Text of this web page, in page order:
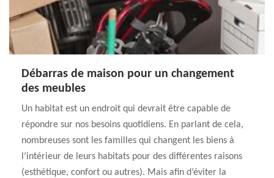
Débarras de maison pour un changement
des meubles
Un habitat est un endroit qui devrait être capable de
répondre sur nos besoins quotidiens. En parlant de cela,
nombreuses sont les familles qui changent les biens à
l’intérieur de leurs habitats pour des différentes raisons
(esthétique, confort ou autres). Mais afin d’éviter la